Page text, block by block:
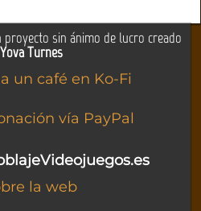
proyecto sin ánimo de lucro creado
Yova Turnes
un café en Ko-Fi
vía PayPal
la web